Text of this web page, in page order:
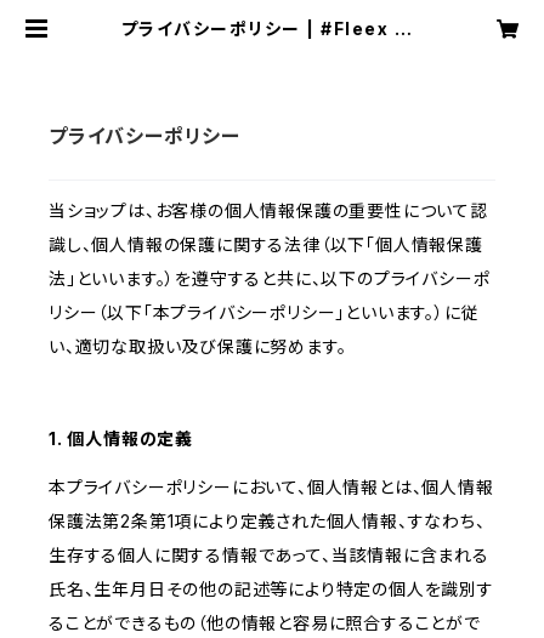
プライバシーポリシー | #Fleex CB
プライバシーポリシー
当ショップは、お客様の個人情報保護の重要性について認
識し、個人情報の保護に関する法律（以下「個人情報保護
法」といいます。）を遵守すると共に、以下のプライバシーポ
リシー（以下「本プライバシーポリシー」といいます。）に従
い、適切な取扱い及び保護に努めます。
1. 個人情報の定義
本プライバシーポリシーにおいて、個人情報とは、個人情報
保護法第2条第1項により定義された個人情報、すなわち、
生存する個人に関する情報であって、当該情報に含まれる
氏名、生年月日その他の記述等により特定の個人を識別す
ることができるもの（他の情報と容易に照合することがで